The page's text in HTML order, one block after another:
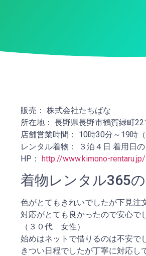
販売： 株式会社たちばな
所在地： 長野県長野市鶴賀緑町
店舗営業時間： 10時30分～19時（
レンタル着物： ３泊４日 着用日の
HP： http://www.kimono-rentaru.jp/
着物レンタル365の
色がとてもきれいでしたが下見注
対応がとても良かったので安心で
（３０代 女性）
始めはネットで借りるのは不安で
きつい日程でしたが丁寧に対応し